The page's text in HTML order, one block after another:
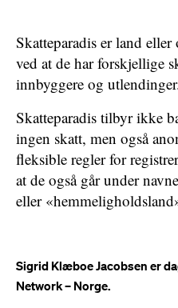
Skatteparadis er land
ved at de har forskjellige
innbyggere og
Skatteparadis tilbyr ikke
ingen skatt, men også
fleksible regler for
at de også går under
eller
Sigrid Klæboe Jacobsen er
Network – Norge.